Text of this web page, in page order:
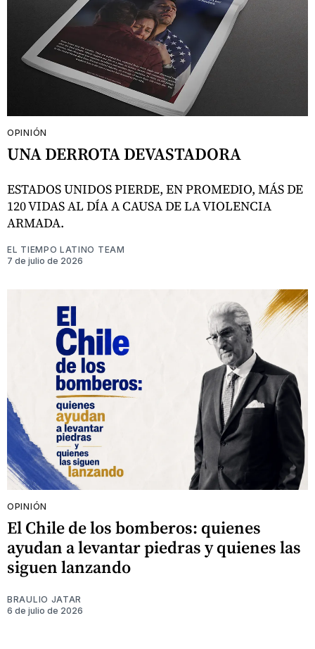
OPINIÓN
UNA DERROTA DEVASTADORA
ESTADOS UNIDOS PIERDE, EN PROMEDIO, MÁS DE
120 VIDAS AL DÍA A CAUSA DE LA VIOLENCIA
ARMADA.
EL TIEMPO LATINO TEAM
7 de julio de 2026
OPINIÓN
El Chile de los bomberos: quienes
ayudan a levantar piedras y quienes las
siguen lanzando
BRAULIO JATAR
6 de julio de 2026